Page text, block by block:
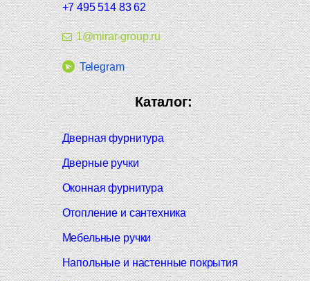
+7 495 514 83 62
1@mirar-group.ru
Telegram
Каталог:
Дверная фурнитура
Дверные ручки
Оконная фурнитура
Отопление и сантехника
Мебельные ручки
Напольные и настенные покрытия